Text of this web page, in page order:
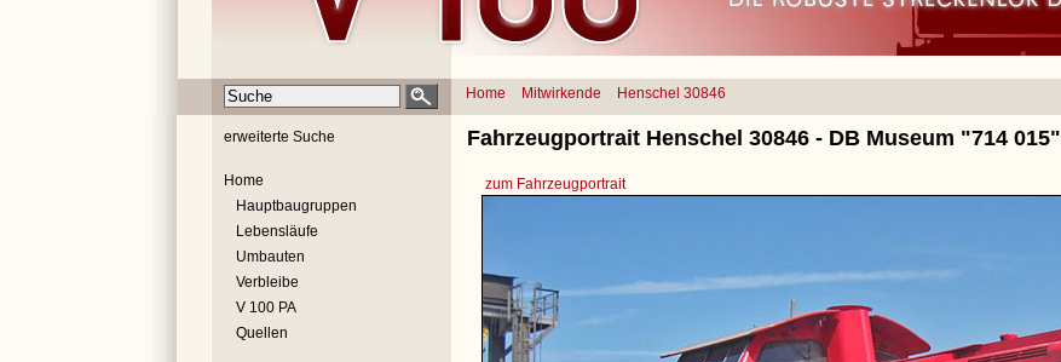
Home Mitwirkende Henschel 30846
erweiterte Suche
Home
Hauptbaugruppen
Lebensläufe
Umbauten
Verbleibe
V 100 PA
Quellen
Fahrzeugportrait Henschel 30846 - DB Museum "714 015"
zum Fahrzeugportrait